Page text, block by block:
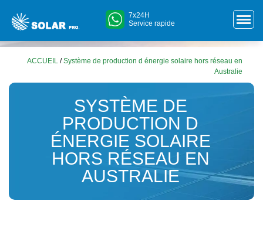
7x24H
Service rapide
ACCUEIL /Système de production d énergie solaire hors réseau en
Australie
SYSTÈME DE
PRODUCTION D
ÉNERGIE SOLAIRE
HORS RÉSEAU EN
AUSTRALIE